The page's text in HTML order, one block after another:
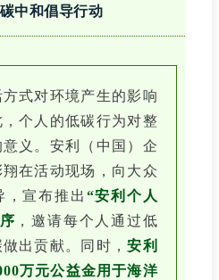
中和倡导行动
式对环境产生的影响
个人的低碳行为对整
义。安利（中国）企
在活动现场，向大众
，宣布推出 “安利个人
，邀请每个人通过低
出贡献。同时，安利
万元公益金用于海洋